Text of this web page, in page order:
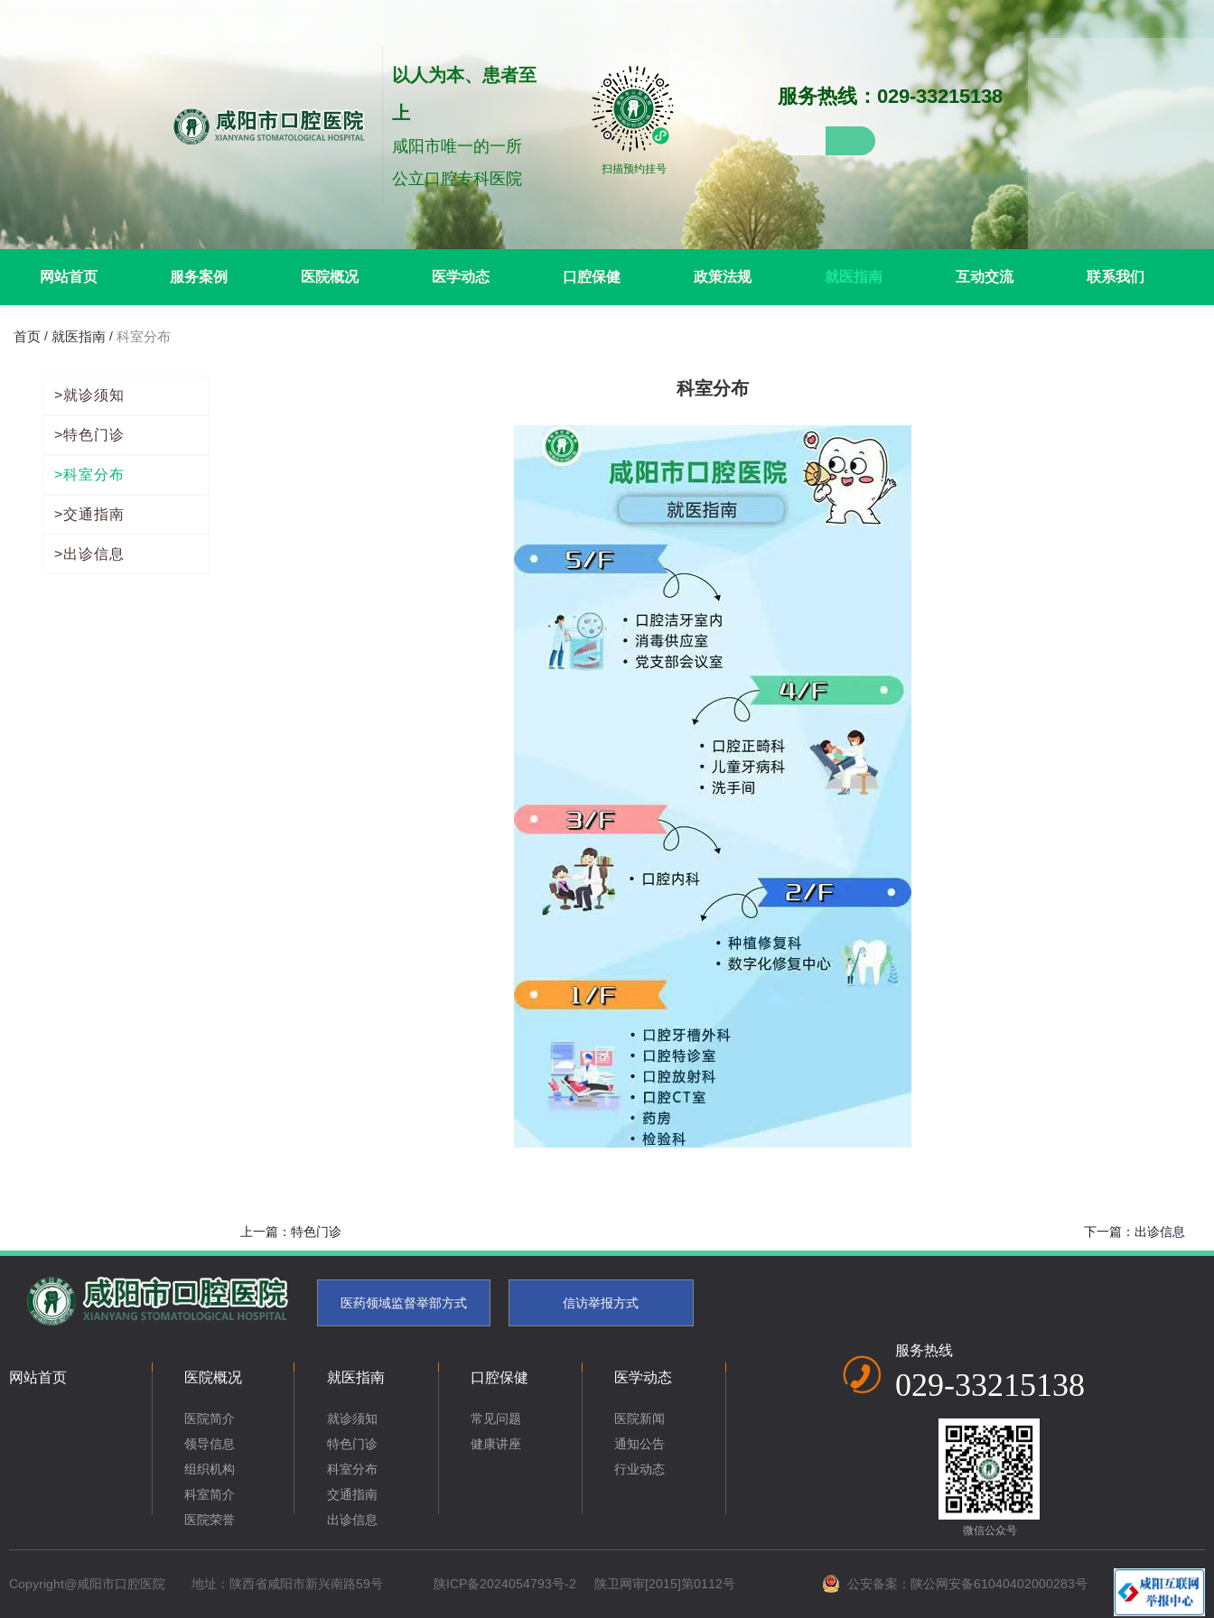
以人为本、患者至
上
咸阳市唯一的一所
公立口腔专科医院
扫描预约挂号
服务热线：029-33215138
网站首页 服务案例 医院概况 医学动态 口腔保健 政策法规 就医指南 互动交流 联系我们
首页 / 就医指南 / 科室分布
>就诊须知
>特色门诊
>科室分布
>交通指南
>出诊信息
科室分布
上一篇： 特色门诊 下一篇： 出诊信息
医药领域监督举部方式 信访举报方式
网站首页 医院概况
医院简介
领导信息
组织机构
科室简介
医院荣誉
就医指南
就诊须知
特色门诊
科室分布
交通指南
出诊信息
口腔保健
常见问题
健康讲座
医学动态
医院新闻
通知公告
行业动态
服务热线
029-33215138
微信公众号
Copyright@咸阳市口腔医院 地址：陕西省咸阳市新兴南路59号 陕ICP备2024054793号-2 陕卫网审[2015]第0112号 公安备案：陕公网安备61040402000283号